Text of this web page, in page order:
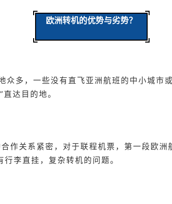
欧洲转机的优势与劣势？
众多，一些没有直飞亚洲航班的中小城市
达目的地。
作关系紧密，对于联程机票，第一段欧
李直挂，复杂转机的问题。